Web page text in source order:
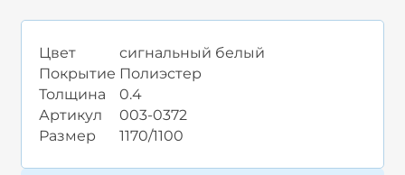
Цвет
сигнальный белый
Покрытие Полиэстер
Толщина
0.4
Артикул
003-0372
Размер
1170/1100